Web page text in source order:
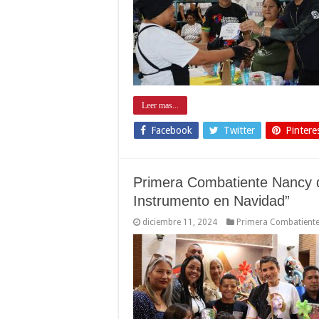
Leer mas...
Facebook Twitter
Primera Combatiente Nancy
Instrumento en Navidad”
diciembre 11, 2024 Primera Combatiente